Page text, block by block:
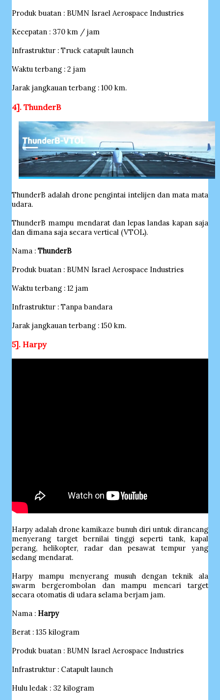
Produk buatan : BUMN Israel Aerospace Industries
Kecepatan : 370 km / jam
Infrastruktur : Truck catapult launch
Waktu terbang : 2 jam
Jarak jangkauan terbang : 100 km.
4]. ThunderB
ThunderB adalah drone pengintai intelijen dan mata mata
udara.
ThunderB mampu mendarat dan lepas landas kapan saja
dan dimana saja secara vertical (VTOL).
Nama : ThunderB
Produk buatan : BUMN Israel Aerospace Industries
Waktu terbang : 12 jam
Infrastruktur : Tanpa bandara
Jarak jangkauan terbang : 150 km.
5]. Harpy
Harpy adalah drone kamikaze bunuh diri untuk dirancang
menyerang target bernilai tinggi seperti tank, kapal
perang, helikopter, radar dan pesawat tempur yang
sedang mendarat.
Harpy mampu menyerang musuh dengan teknik ala
swarm bergerombolan dan mampu mencari target
secara otomatis di udara selama berjam jam.
Nama : Harpy
Berat : 135 kilogram
Produk buatan : BUMN Israel Aerospace Industries
Infrastruktur : Catapult launch
Hulu ledak : 32 kilogram